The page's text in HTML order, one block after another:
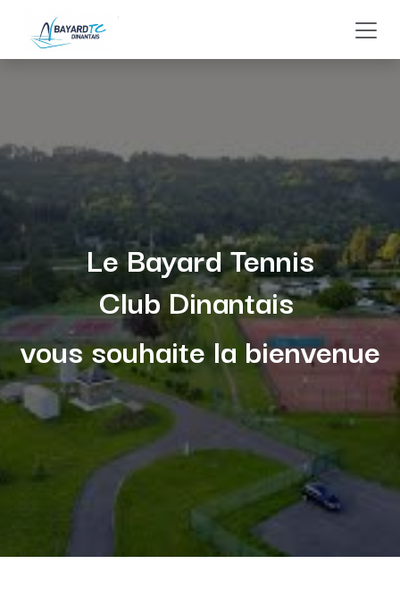
Le Bayard Tennis
Club Dinantais
vous souhaite la bienvenue